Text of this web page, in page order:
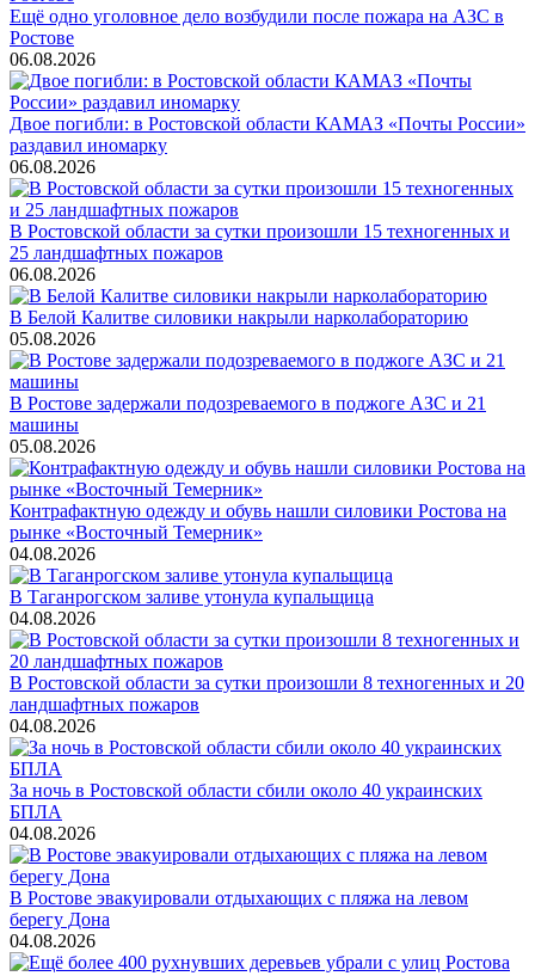
Ещё одно уголовное дело возбудили после пожара на АЗС в
Ростове
06.08.2026
Двое погибли: в Ростовской области КАМАЗ «Почты России»
раздавил иномарку
06.08.2026
В Ростовской области за сутки произошли 15 техногенных и
25 ландшафтных пожаров
06.08.2026
В Белой Калитве силовики накрыли нарколабораторию
05.08.2026
В Ростове задержали подозреваемого в поджоге АЗС и 21
машины
05.08.2026
Контрафактную одежду и обувь нашли силовики Ростова на
рынке «Восточный Темерник»
04.08.2026
В Таганрогском заливе утонула купальщица
04.08.2026
В Ростовской области за сутки произошли 8 техногенных и 20
ландшафтных пожаров
04.08.2026
За ночь в Ростовской области сбили около 40 украинских
БПЛА
04.08.2026
В Ростове эвакуировали отдыхающих с пляжа на левом
берегу Дона
04.08.2026